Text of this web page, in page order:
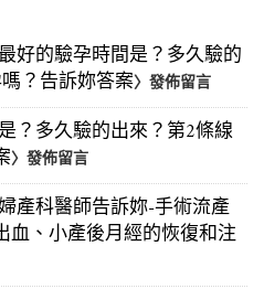
好的驗孕時間是？多久驗的
？告訴妳答案〉發佈留言
？多久驗的出來？第2條線
〉發佈留言
產科醫師告訴妳-手術流產
、小產後月經的恢復和注